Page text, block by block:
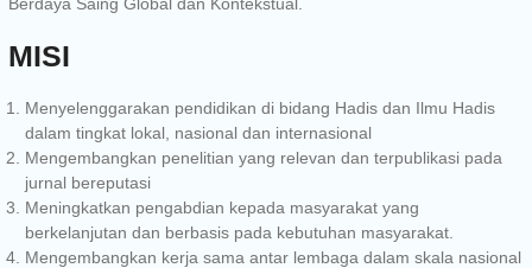
Yasinan untuk Almarhum
MISI
Menyelenggarakan pendidikan di bidang Hadis dan Ilmu Hadis
dalam tingkat lokal, nasional dan internasional
Mengembangkan penelitian yang relevan dan terpublikasi pada
jurnal bereputasi
Meningkatkan pengabdian kepada masyarakat yang
berkelanjutan dan berbasis pada kebutuhan masyarakat.
Mengembangkan kerja sama antar lembaga dalam skala nasional